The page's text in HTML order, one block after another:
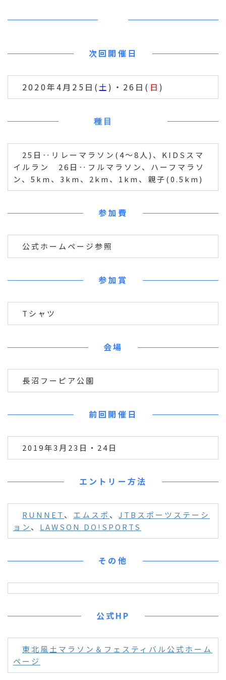
次回開催日
2020年4月25日(土)・26日( 日 )
種目
25日‥リレーマラソン(4～8人)、KIDSスマ
イルラン 26日‥フルマラソン、ハーフマラソ
ン、5km、3km、2km、1km、親子(0.5km)
参加費
公式ホームページ参照
参加賞
Tシャツ
会場
長沼フーピア公園
前回開催日
2019年3月23日・24日
エントリー方法
RUNNET 、 エムスポ 、 JTBスポーツステーシ
ョン、 LAWSON DO!SPORTS
その他
公式HP
東北風土マラソン＆フェスティバル公式ホーム
ページ